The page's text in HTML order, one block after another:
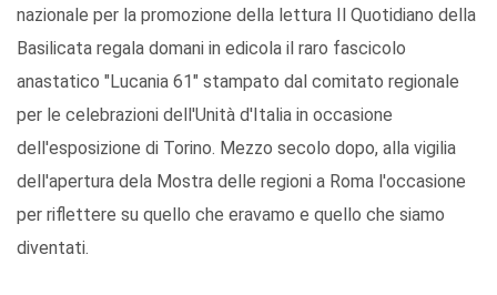
nazionale per la promozione della lettura Il Quotidiano della
Basilicata regala domani in edicola il raro fascicolo
anastatico "Lucania 61" stampato dal comitato regionale
per le celebrazioni dell'Unità d'Italia in occasione
dell'esposizione di Torino. Mezzo secolo dopo, alla vigilia
dell'apertura dela Mostra delle regioni a Roma l'occasione
per riflettere su quello che eravamo e quello che siamo
diventati.